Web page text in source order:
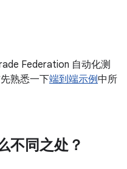
Federation 自动化测
熟悉一下端到端示例中所
不同之处？